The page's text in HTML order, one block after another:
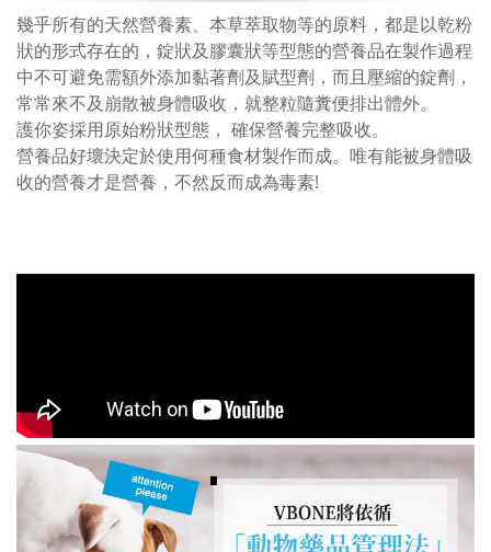
幾乎所有的天然營養素、本草萃取物等的原料，都是以乾粉
狀的形式存在的，錠狀及膠囊狀等型態的營養品在製作過程
中不可避免需額外添加黏著劑及賦型劑，而且壓縮的錠劑，
常常來不及崩散被身體吸收，就整粒隨糞便排出體外。
護你姿採用原始粉狀型態， 確保營養完整吸收。
營養品好壞決定於使用何種食材製作而成。唯有能被身體吸
收的營養才是營養，不然反而成為毒素!